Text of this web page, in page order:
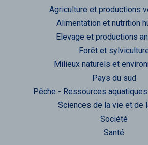
Agriculture et productions
Alimentation et nutrition
Elevage et productions
Forêt et
Milieux naturels et
Pays du sud
Pêche - Ressources
Sciences de la vie et de
Société
Santé